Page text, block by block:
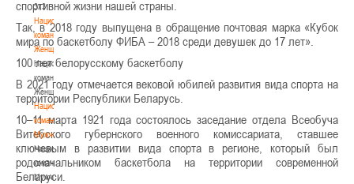
3х3
Национальная
команда.
Женщины
Национальная
команда.
Женщины
Национальная
команда.
Мужчины
Национальная
команда.
Мужчины
спортивной жизни нашей страны.
Так, в 2018 году выпущена в обращение почтовая марка «Кубок
мира по баскетболу ФИБА – 2018 среди девушек до 17 лет».
100 лет белорусскому баскетболу
В 2021 году отмечается вековой юбилей развития вида спорта на
территории Республики Беларусь.
10–11 марта 1921 года состоялось заседание отдела Всеобуча
Витебского губернского военного комиссариата, ставшее
ключевым в развитии вида спорта в регионе, который был
родоначальником баскетбола на территории современной
Беларуси.